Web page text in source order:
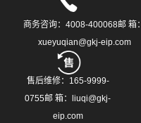
商务咨询：4008-400068邮 箱：
xueyuqian@gkj-eip.com
售后维修：165-9999-
0755邮 箱：liuqi@gkj-
eip.com